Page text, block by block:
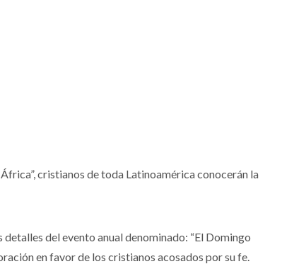
cristianos de toda Latinoamérica conocerán la
del evento anual denominado: “El Domingo
en favor de los cristianos acosados por su fe.